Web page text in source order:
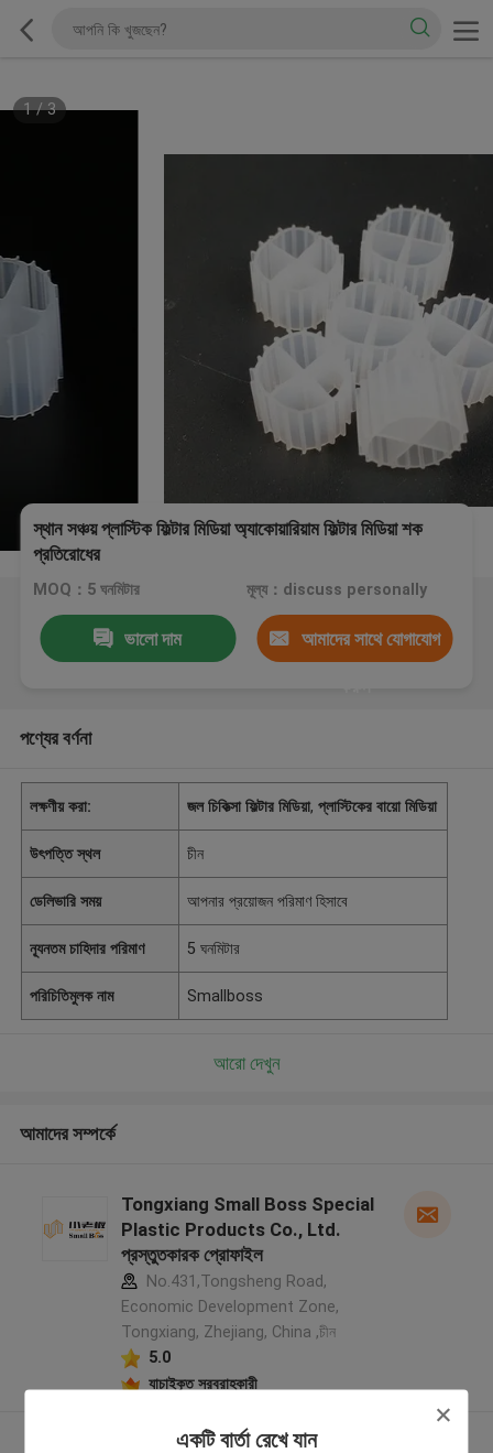
একটি বার্তা রেখে যান
1/3
স্থান সঞ্চয় প্লাস্টিক ফিল্টার মিডিয়া অ্যাকোয়ারিয়াম ফিল্টার মিডিয়া শক
প্রতিরোধের
MOQ：5 ঘনমিটার মূল্য：discuss personally
ভালো দাম আমাদের সাথে যোগাযোগ
পণ্যের বর্ণনা
লক্ষণীয় করা: জল চিকিত্সা ফিল্টার মিডিয়া,প্লাস্টিকের বায়ো মিডিয়া
উৎপত্তি স্থল চীন
ডেলিভারি সময় আপনার প্রয়োজন পরিমাণ হিসাবে
ন্যূনতম চাহিদার পরিমাণ 5 ঘনমিটার
পরিচিতিমুলক নাম Smallboss
আরো দেখুন
আমাদের সম্পর্কে
Tongxiang Small Boss Special
Plastic Products Co., Ltd.
প্রস্তুতকারক প্রোফাইল
No.431,Tongsheng Road,
Economic Development Zone,
Tongxiang, Zhejiang, China ,চীন
5.0
যাচাইকৃত সরবরাহকারী
আরো দেখুন